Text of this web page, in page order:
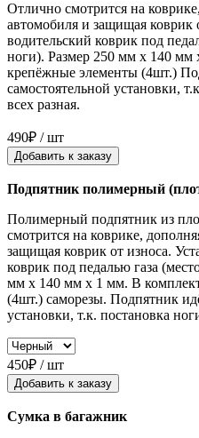
Отлично смотрится на
автомобиля и защищая коврик
водительский коврик под
ноги). Размер 250 мм x 140 мм
крепёжные элементы (4шт.)
самостоятельной установки,
всех разная.
490₽ / шт
Добавить к заказу
Подпятник полимерный
Полимерный подпятник из
смотрится на коврике,
защищая коврик от износа.
коврик под педалью газа
мм x 140 мм x 1 мм. В
(4шт.) саморезы. Подпятник
установки, т.к. постановка
450₽ / шт
Добавить к заказу
Сумка в багажник